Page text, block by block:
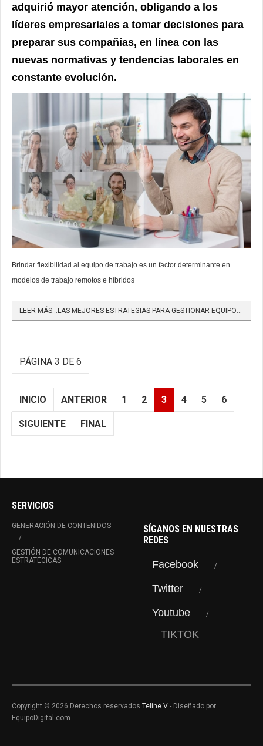
adquirió mayor atención, obligando a los
líderes empresariales a tomar decisiones para
preparar sus compañías, en línea con las
nuevas normativas y tendencias laborales en
constante evolución.
Brindar flexibilidad al equipo de trabajo es un factor determinante en
modelos de trabajo remotos e híbridos
PÁGINA 3 DE 6
INICIO ANTERIOR 1 2 3 4 5 6
SIGUIENTE FINAL
SERVICIOS
GENERACIÓN DE CONTENIDOS
GESTIÓN DE COMUNICACIONES
ESTRATÉGICAS
SÍGANOS EN NUESTRAS
REDES
Facebook
Twitter
Youtube
TIKTOK
Copyright © 2026 Derechos reservados Teline V - Diseñado por
EquipoDigital.com